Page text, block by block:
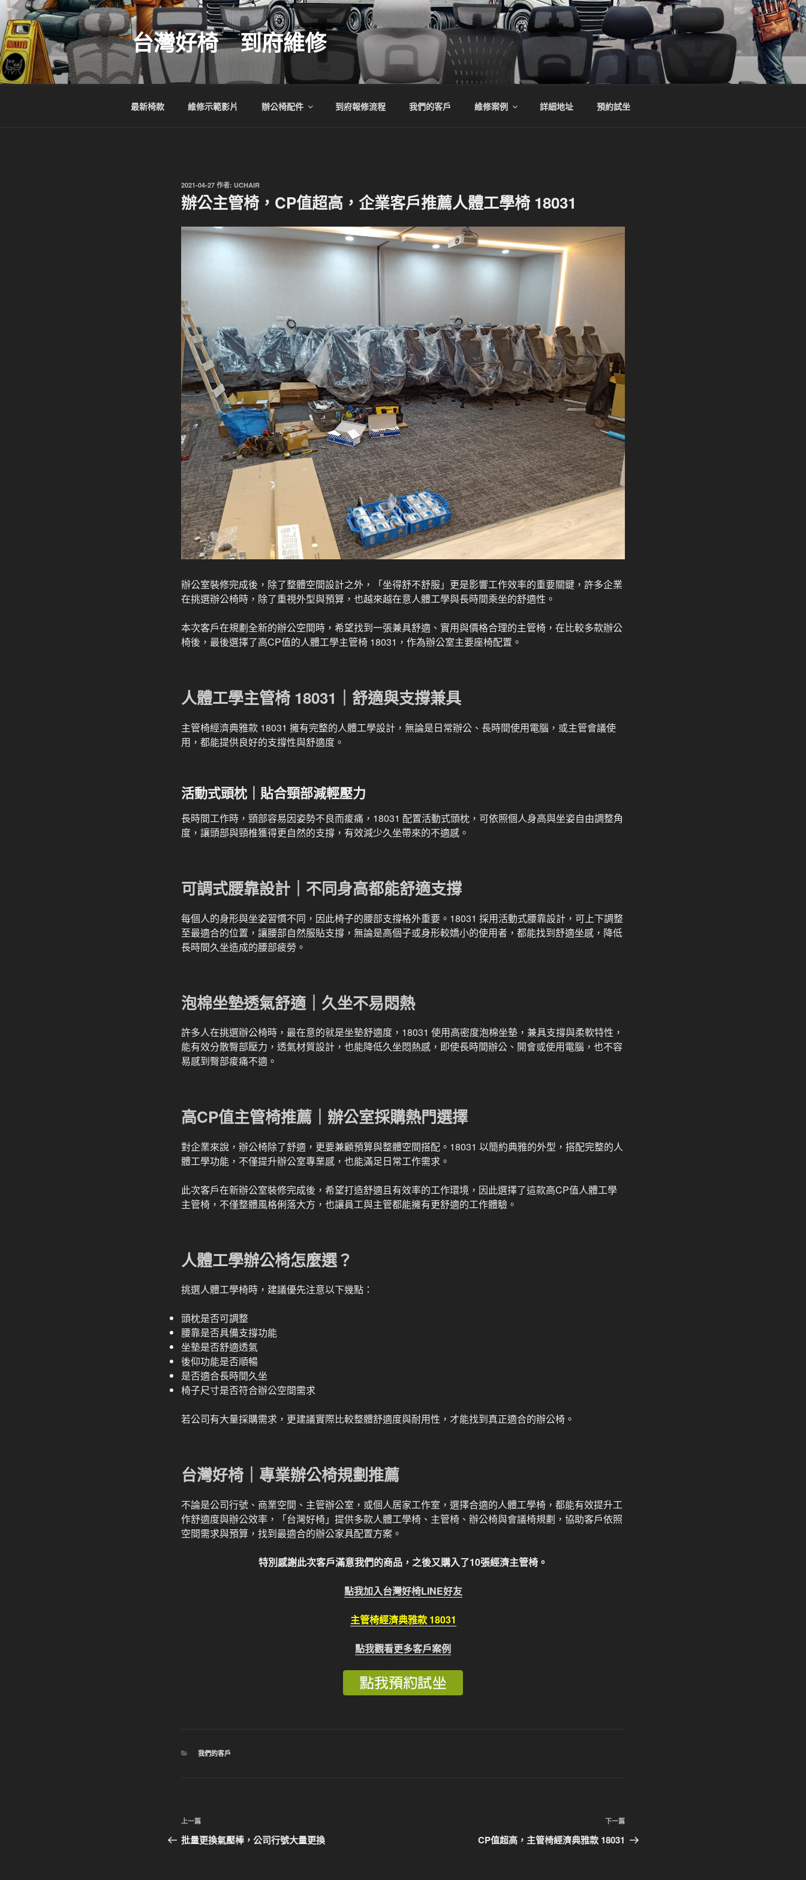
跳
至
主
要
內
容
台灣好椅 到府維修
最新椅款 維修示範影片 辦公椅配件 到府報修流程 我們的客戶 維修案例 詳細地址 預約試坐
發
佈
於
2021-04-27 作者: UCHAIR
辦公主管椅，CP值超高，企業客戶推薦人體工學椅 18031
辦公室裝修完成後，除了整體空間設計之外，「坐得舒不舒服」更是影響工作效率的重要關鍵，許多企業
在挑選辦公椅時，除了重視外型與預算，也越來越在意人體工學與長時間乘坐的舒適性。
本次客戶在規劃全新的辦公空間時，希望找到一張兼具舒適、實用與價格合理的主管椅，在比較多款辦公
椅後，最後選擇了高CP值的人體工學主管椅 18031，作為辦公室主要座椅配置。
人體工學主管椅 18031｜舒適與支撐兼具
主管椅經濟典雅款 18031 擁有完整的人體工學設計，無論是日常辦公、長時間使用電腦，或主管會議使
用，都能提供良好的支撐性與舒適度。
活動式頭枕｜貼合頸部減輕壓力
長時間工作時，頸部容易因姿勢不良而痠痛，18031 配置活動式頭枕，可依照個人身高與坐姿自由調整角
度，讓頭部與頸椎獲得更自然的支撐，有效減少久坐帶來的不適感。
可調式腰靠設計｜不同身高都能舒適支撐
每個人的身形與坐姿習慣不同，因此椅子的腰部支撐格外重要。18031 採用活動式腰靠設計，可上下調整
至最適合的位置，讓腰部自然服貼支撐，無論是高個子或身形較嬌小的使用者，都能找到舒適坐感，降低
長時間久坐造成的腰部疲勞。
泡棉坐墊透氣舒適｜久坐不易悶熱
許多人在挑選辦公椅時，最在意的就是坐墊舒適度，18031 使用高密度泡棉坐墊，兼具支撐與柔軟特性，
能有效分散臀部壓力，透氣材質設計，也能降低久坐悶熱感，即使長時間辦公、開會或使用電腦，也不容
易感到臀部痠痛不適。
高CP值主管椅推薦｜辦公室採購熱門選擇
對企業來說，辦公椅除了舒適，更要兼顧預算與整體空間搭配。18031 以簡約典雅的外型，搭配完整的人
體工學功能，不僅提升辦公室專業感，也能滿足日常工作需求。
此次客戶在新辦公室裝修完成後，希望打造舒適且有效率的工作環境，因此選擇了這款高CP值人體工學
主管椅，不僅整體風格俐落大方，也讓員工與主管都能擁有更舒適的工作體驗。
人體工學辦公椅怎麼選？
挑選人體工學椅時，建議優先注意以下幾點：
頭枕是否可調整
腰靠是否具備支撐功能
坐墊是否舒適透氣
後仰功能是否順暢
是否適合長時間久坐
椅子尺寸是否符合辦公空間需求
若公司有大量採購需求，更建議實際比較整體舒適度與耐用性，才能找到真正適合的辦公椅。
台灣好椅｜專業辦公椅規劃推薦
不論是公司行號、商業空間、主管辦公室，或個人居家工作室，選擇合適的人體工學椅，都能有效提升工
作舒適度與辦公效率，「台灣好椅」提供多款人體工學椅、主管椅、辦公椅與會議椅規劃，協助客戶依照
空間需求與預算，找到最適合的辦公家具配置方案。
特別感謝此次客戶滿意我們的商品，之後又購入了10張經濟主管椅。
點我加入台灣好椅LINE好友
主管椅經濟典雅款 18031
點我觀看更多客戶案例
分
我們的客戶
文
章
上
一
上一篇
批量更換氣壓棒，公司行號大量更換
下
一
下一篇
CP值超高，主管椅經濟典雅款 18031